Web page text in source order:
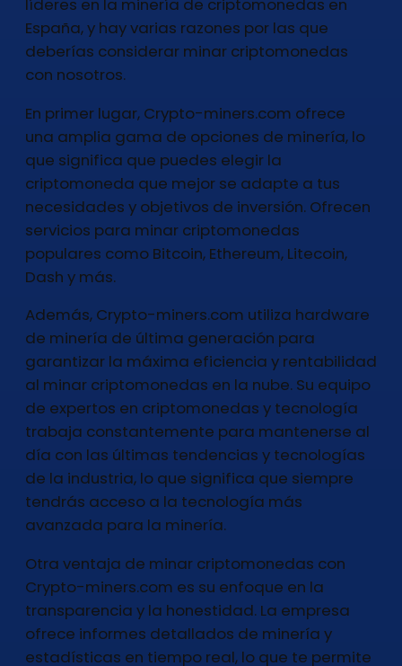
líderes en la minería de criptomonedas en
España, y hay varias razones por las que
deberías considerar minar criptomonedas
con nosotros.
En primer lugar, Crypto-miners.com ofrece
una amplia gama de opciones de minería, lo
que significa que puedes elegir la
criptomoneda que mejor se adapte a tus
necesidades y objetivos de inversión. Ofrecen
servicios para minar criptomonedas
populares como Bitcoin, Ethereum, Litecoin,
Dash y más.
Además, Crypto-miners.com utiliza hardware
de minería de última generación para
garantizar la máxima eficiencia y rentabilidad
al minar criptomonedas en la nube. Su equipo
de expertos en criptomonedas y tecnología
trabaja constantemente para mantenerse al
día con las últimas tendencias y tecnologías
de la industria, lo que significa que siempre
tendrás acceso a la tecnología más
avanzada para la minería.
Otra ventaja de minar criptomonedas con
Crypto-miners.com es su enfoque en la
transparencia y la honestidad. La empresa
ofrece informes detallados de minería y
estadísticas en tiempo real, lo que te permite